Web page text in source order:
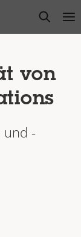
open
von
und -